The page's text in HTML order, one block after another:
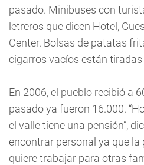
pasado. Minibuses con
letreros que dicen Hotel,
Center. Bolsas de patatas
cigarros vacíos están tiradas
En 2006, el pueblo recibió a
pasado ya fueron 16.000.
el valle tiene una pensión”,
encontrar personal ya que la
quiere trabajar para otras